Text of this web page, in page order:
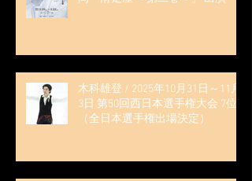
木科雄登 / 2025年10月31日～11月
3日 第50回西日本選手権大会 7位
（全日本選手権出場決定）